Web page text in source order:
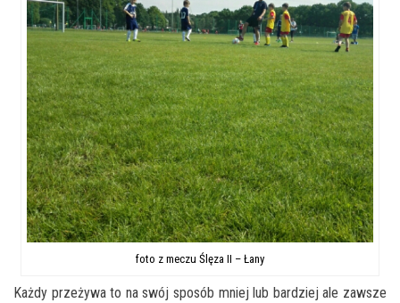
foto z meczu Ślęza II – Łany
Każdy przeżywa to na swój sposób mniej lub bardziej ale zawsze